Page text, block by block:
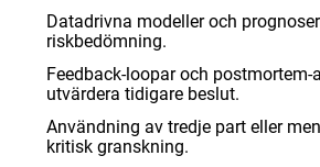
Datadrivna modeller och
riskbedömning.
Feedback-loopar och
utvärdera tidigare beslut.
Användning av tredje part eller
kritisk granskning.